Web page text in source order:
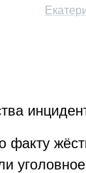
факту